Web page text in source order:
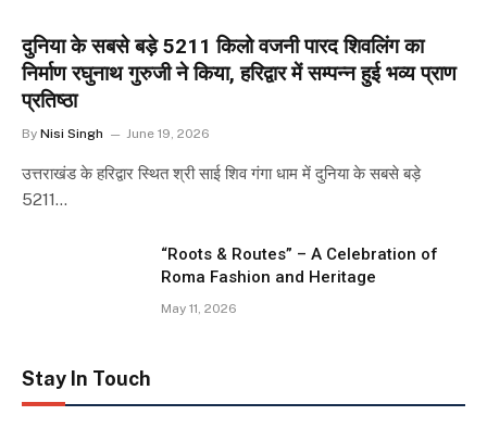
दुनिया के सबसे बड़े 5211 किलो वजनी पारद शिवलिंग का
निर्माण रघुनाथ गुरुजी ने किया, हरिद्वार में सम्पन्न हुई भव्य प्राण
प्रतिष्ठा
By Nisi Singh June 19, 2026
उत्तराखंड के हरिद्वार स्थित श्री साई शिव गंगा धाम में दुनिया के सबसे बड़े
5211…
“Roots & Routes” – A Celebration of
Roma Fashion and Heritage
May 11, 2026
Stay In Touch